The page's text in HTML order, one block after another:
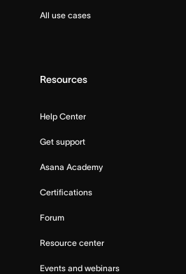
All use cases
Resources
Help Center
Get support
Asana Academy
Certifications
Forum
Resource center
Events and webinars